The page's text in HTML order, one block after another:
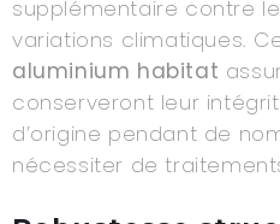
supplémentaire contre
variations climatiques.
aluminium habitat
conserveront leur
d’origine pendant de
nécessiter de